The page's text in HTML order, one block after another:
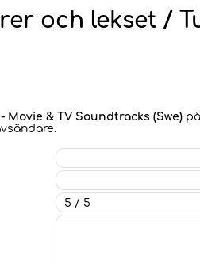
och lekset /
Movie & TV Soundtracks (Swe)